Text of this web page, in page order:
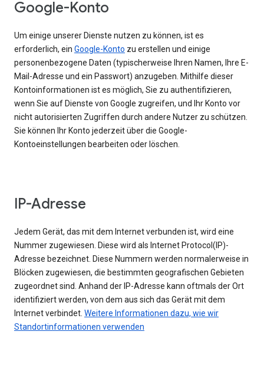
Google-Konto
Um einige unserer Dienste nutzen zu können, ist es
erforderlich, ein Google-Konto zu erstellen und einige
personenbezogene Daten (typischerweise Ihren Namen, Ihre E-
Mail-Adresse und ein Passwort) anzugeben. Mithilfe dieser
Kontoinformationen ist es möglich, Sie zu authentifizieren,
wenn Sie auf Dienste von Google zugreifen, und Ihr Konto vor
nicht autorisierten Zugriffen durch andere Nutzer zu schützen.
Sie können Ihr Konto jederzeit über die Google-
Kontoeinstellungen bearbeiten oder löschen.
IP-Adresse
Jedem Gerät, das mit dem Internet verbunden ist, wird eine
Nummer zugewiesen. Diese wird als Internet Protocol(IP)-
Adresse bezeichnet. Diese Nummern werden normalerweise in
Blöcken zugewiesen, die bestimmten geografischen Gebieten
zugeordnet sind. Anhand der IP-Adresse kann oftmals der Ort
identifiziert werden, von dem aus sich das Gerät mit dem
Internet verbindet. Weitere Informationen dazu, wie wir
Standortinformationen verwenden